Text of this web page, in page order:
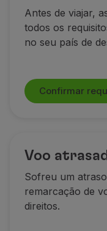
Promoções e
Central de ajuda
Perguntas
Contactos
Informações úteis
Voo atrasado /
Antes de viajar,
todos os
no seu país de
Confirmar
Voo
Sofreu um
remarcação de
direitos.